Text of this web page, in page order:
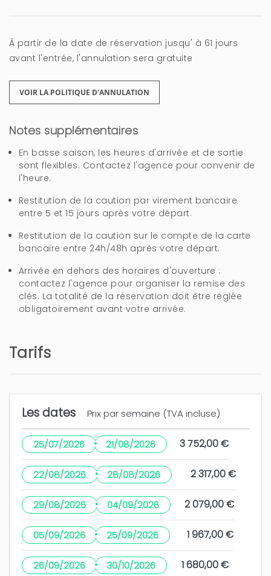
Hola Pedro, Sentimos el retrado en
devolver la fianza pero no puede
ser de forma inmediata ya que
tenemos que revisar la casa
marchado. Ya se ha realizado la
devolución. Gracias por su
valoración y esperamos verles
Excelente
Ana (Espagne)
L'hôte n'a laissé aucun commentaire dans cette
évaluation
Ignacio Jose (Espagne)
L'hôte n'a laissé aucun commentaire dans cette
évaluation
CELA VOUS A ÉTÉ UTILE?
2 ans
Muchas gracias, hasta pronto. Un
saludo, Angeles
À partir de la date de réservation jusqu' à 61 jours
avant l'entrée, l'annulation sera gratuite
VOIR LA POLITIQUE D'ANNULATION
Notes supplémentaires
En basse saison, les heures d'arrivée et de sortie
sont flexibles. Contactez l'agence pour convenir de
l'heure.
Restitution de la caution par virement bancaire
entre 5 et 15 jours après votre départ.
Restitution de la caution sur le compte de la carte
bancaire entre 24h/48h après votre départ.
Arrivée en dehors des horaires d'ouverture :
contactez l'agence pour organiser la remise des
clés. La totalité de la réservation doit être réglée
obligatoirement avant votre arrivée.
Tarifs
Les dates Prix par semaine (TVA incluse)
25/07/2026 · 21/08/2026 3 752,00 €
22/08/2026 · 28/08/2026 2 317,00 €
29/08/2026 · 04/09/2026 2 079,00 €
05/09/2026 · 25/09/2026 1 967,00 €
26/09/2026 · 30/10/2026 1 680,00 €